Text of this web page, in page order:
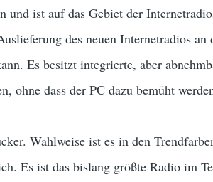
und ist auf das Gebiet der
des neuen Internetradios an
Es besitzt integrierte, aber
ohne dass der PC dazu bemüht
Wahlweise ist es in den
Es ist das bislang größte Radio im